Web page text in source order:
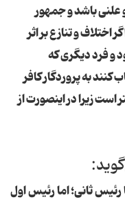
باشد و جمهور
اختلاف‌ و تنازع‌ بر اثر
و فرد دیگری‌ که‌
کنند به‌ پروردگار کافر
زیرا در اینصورت‌ از
ثانی؛ اما رئیس‌ اول‌